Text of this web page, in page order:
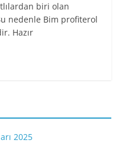
biri olan
nedenle Bim profiterol
Hazır
2025